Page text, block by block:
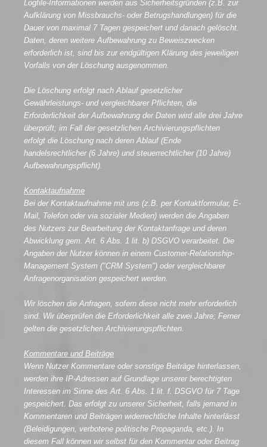
Logfile-Informationen werden aus Sicherheitsgründen (z.B. zur
Aufklärung von Missbrauchs- oder Betrugshandlungen) für die
Dauer von maximal 7 Tagen gespeichert und danach gelöscht.
Daten, deren weitere Aufbewahrung zu Beweiszwecken
erforderlich ist, sind bis zur endgültigen Klärung des jeweiligen
Vorfalls von der Löschung ausgenommen.
Die Löschung erfolgt nach Ablauf gesetzlicher
Gewährleistungs- und vergleichbarer Pflichten, die
Erforderlichkeit der Aufbewahrung der Daten wird alle drei Jahre
überprüft; im Fall der gesetzlichen Archivierungspflichten
erfolgt die Löschung nach deren Ablauf (Ende
handelsrechtlicher (6 Jahre) und steuerrechtlicher (10 Jahre)
Aufbewahrungspflicht).
Kontaktaufnahme
Bei der Kontaktaufnahme mit uns (z.B. per Kontaktformular, E-
Mail, Telefon oder via sozialer Medien) werden die Angaben
des Nutzers zur Bearbeitung der Kontaktanfrage und deren
Abwicklung gem. Art. 6 Abs. 1 lit. b) DSGVO verarbeitet. Die
Angaben der Nutzer können in einem Customer-Relationship-
Management System ("CRM System") oder vergleichbarer
Anfragenorganisation gespeichert werden.
Wir löschen die Anfragen, sofern diese nicht mehr erforderlich
sind. Wir überprüfen die Erforderlichkeit alle zwei Jahre; Ferner
gelten die gesetzlichen Archivierungspflichten.
Kommentare und Beiträge
Wenn Nutzer Kommentare oder sonstige Beiträge hinterlassen,
werden ihre IP-Adressen auf Grundlage unserer berechtigten
Interessen im Sinne des Art. 6 Abs. 1 lit. f. DSGVO für 7 Tage
gespeichert. Das erfolgt zu unserer Sicherheit, falls jemand in
Kommentaren und Beiträgen widerrechtliche Inhalte hinterlässt
(Beleidigungen, verbotene politische Propaganda, etc.). In
diesem Fall können wir selbst für den Kommentar oder Beitrag